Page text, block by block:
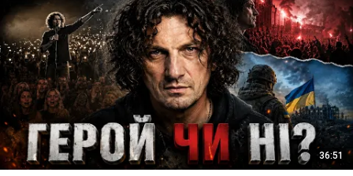
36:51